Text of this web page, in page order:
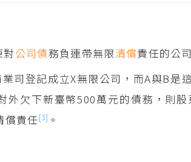
公司債務負連帶無限清償責任的公
司登記成立X無限公司，而A與B是
外欠下新臺幣500萬元的債務，則
償責任 [3] 。